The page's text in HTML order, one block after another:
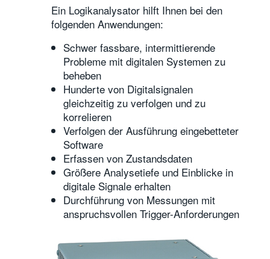
Ein Logikanalysator hilft Ihnen bei den
folgenden Anwendungen:
Schwer fassbare, intermittierende
Probleme mit digitalen Systemen zu
beheben
Hunderte von Digitalsignalen
gleichzeitig zu verfolgen und zu
korrelieren
Verfolgen der Ausführung eingebetteter
Software
Erfassen von Zustandsdaten
Größere Analysetiefe und Einblicke in
digitale Signale erhalten
Durchführung von Messungen mit
anspruchsvollen Trigger-Anforderungen